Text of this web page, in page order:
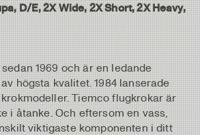
D/E, 2X Wide, 2X Short, 2X Heavy,
1969 och är en ledande
högsta kvalitet. 1984 lanserade
Tiemco flugkrokar är
i åtanke. Och eftersom en vass,
viktigaste komponenten i ditt